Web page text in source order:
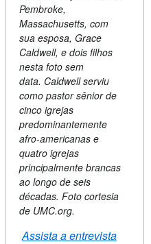
Pembroke,
Massachusetts, com
sua esposa, Grace
Caldwell, e dois filhos
nesta foto sem
data. Caldwell serviu
como pastor sênior de
cinco igrejas
predominantemente
afro-americanas e
quatro igrejas
principalmente brancas
ao longo de seis
décadas. Foto cortesia
de UMC.org.
Assista a entrevista